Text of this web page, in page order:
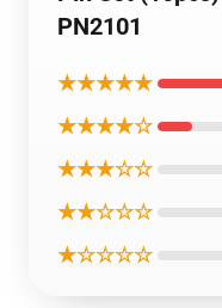
PN2101
★★★★★
★★★★☆
★★★☆☆
★★☆☆☆
★☆☆☆☆